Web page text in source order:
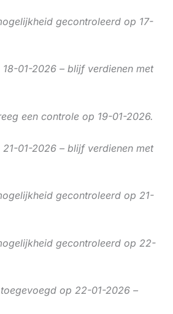
gecontroleerd op 17-
01-2026 – blijf verdienen met
een controle op 19-01-2026.
01-2026 – blijf verdienen met
gecontroleerd op 21-
gecontroleerd op 22-
op 22-01-2026 –